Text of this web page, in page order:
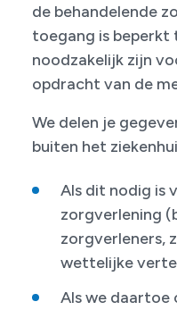
de behandelende
toegang is beperkt
noodzakelijk zijn
opdracht van de
We delen je
buiten het
Als dit nodig is
zorgverlening
zorgverleners,
wettelijke
Als we daartoe